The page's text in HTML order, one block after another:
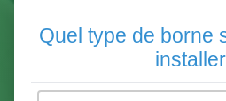
Gratuit, sans pub et
2 3